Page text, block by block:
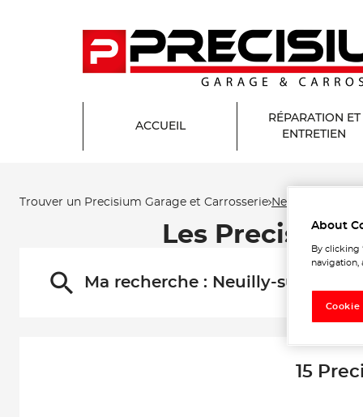
ACCUEIL
RÉPARATION ET
ENTRETIEN
Trouver un Precisium Garage et Carrosserie Neuilly-sur-
Les
Ma recherche : Neuilly-sur-Marne
15
About
By clicking
navigation,